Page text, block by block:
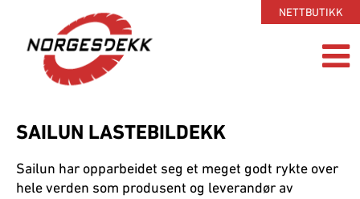
NETTBUTIKK
SAILUN LASTEBILDEKK
Sailun har opparbeidet seg et meget godt rykte over
hele verden som produsent og leverandør av